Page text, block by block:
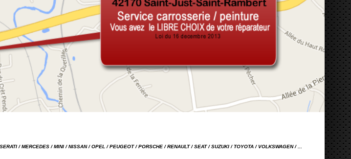
/ MERCEDES / MINI / NISSAN / OPEL / PEUGEOT / PORSCHE / RENAULT / SEAT / SUZUKI / TOYOTA / VOLKSWAGEN / ...